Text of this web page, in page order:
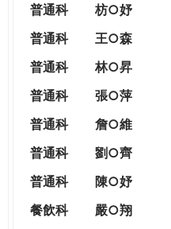
WAGOR
TODAY
普通科
枋○妤
普通科
王○森
普通科
林○昇
普通科
張○萍
普通科
詹○維
普通科
劉○齊
普通科
陳○妤
餐飲科
嚴○翔